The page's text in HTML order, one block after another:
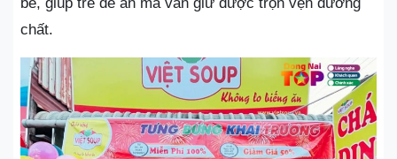
chất.